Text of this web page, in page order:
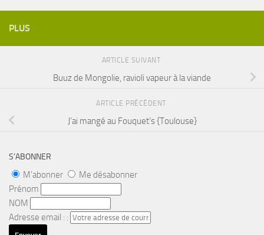
PLUS
ARTICLE SUIVANT
Buuz de Mongolie, ravioli vapeur à la viande
ARTICLE PRÉCÉDENT
J’ai mangé au Fouquet’s {Toulouse}
S’ABONNER
M'abonner
Me désabonner
Prénom
NOM
Adresse email : :